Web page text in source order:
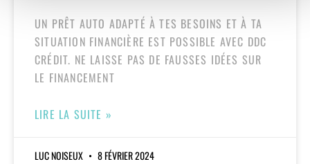
UN PRÊT AUTO ADAPTÉ À TES BESOINS ET À TA
SITUATION FINANCIÈRE EST POSSIBLE AVEC DDC
CRÉDIT. NE LAISSE PAS DE FAUSSES IDÉES SUR
LE FINANCEMENT
LIRE LA SUITE »
LUC NOISEUX 8 FÉVRIER 2024